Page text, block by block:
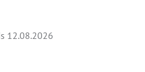
12.08.2026